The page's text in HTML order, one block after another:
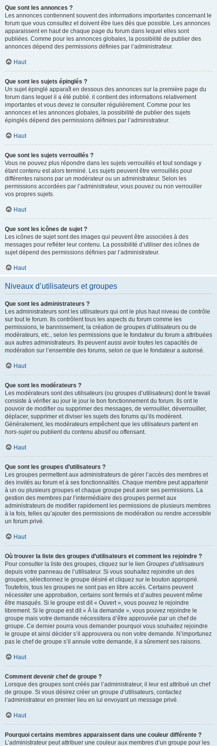
Que sont les annonces ?
Les annonces contiennent souvent des informations importantes concernant le
forum que vous consultez et doivent être lues dès que possible. Les annonces
apparaissent en haut de chaque page du forum dans lequel elles sont
publiées. Comme pour les annonces globales, la possibilité de publier des
annonces dépend des permissions définies par l’administrateur.
Haut
Que sont les sujets épinglés ?
Un sujet épinglé apparaît en dessous des annonces sur la première page du
forum dans lequel il a été publié. il contient des informations relativement
importantes et vous devez le consulter régulièrement. Comme pour les
annonces et les annonces globales, la possibilité de publier des sujets
épinglés dépend des permissions définies par l’administrateur.
Haut
Que sont les sujets verrouillés ?
Vous ne pouvez plus répondre dans les sujets verrouillés et tout sondage y
étant contenu est alors terminé. Les sujets peuvent être verrouillés pour
différentes raisons par un modérateur ou un administrateur. Selon les
permissions accordées par l’administrateur, vous pouvez ou non verrouiller
vos propres sujets.
Haut
Que sont les icônes de sujet ?
Les icônes de sujet sont des images qui peuvent être associées à des
messages pour refléter leur contenu. La possibilité d’utiliser des icônes de
sujet dépend des permissions définies par l’administrateur.
Haut
Niveaux d’utilisateurs et groupes
Que sont les administrateurs ?
Les administrateurs sont les utilisateurs qui ont le plus haut niveau de contrôle
sur tout le forum. Ils contrôlent tous les aspects du forum comme les
permissions, le bannissement, la création de groupes d’utilisateurs ou de
modérateurs, etc., selon les permissions que le fondateur du forum a attribuées
aux autres administrateurs. Ils peuvent aussi avoir toutes les capacités de
modération sur l’ensemble des forums, selon ce que le fondateur a autorisé.
Haut
Que sont les modérateurs ?
Les modérateurs sont des utilisateurs (ou groupes d’utilisateurs) dont le travail
consiste à vérifier au jour le jour le bon fonctionnement du forum. Ils ont le
pouvoir de modifier ou supprimer des messages, de verrouiller, déverrouiller,
déplacer, supprimer et diviser les sujets des forums qu’ils modèrent.
Généralement, les modérateurs empêchent que les utilisateurs partent en
hors-sujetou publient du contenu abusif ou offensant.
Haut
Que sont les groupes d’utilisateurs ?
Les groupes permettent aux administrateurs de gérer l’accès des membres et
des invités au forum et à ses fonctionnalités. Chaque membre peut appartenir
à un ou plusieurs groupes et chaque groupe peut avoir ses permissions. La
gestion des membres par l’intermédiaire des groupes permet aux
administrateurs de modifier rapidement les permissions de plusieurs membres
à la fois, telles qu’ajouter des permissions de modération ou rendre accessible
un forum privé.
Haut
Où trouver la liste des groupes d’utilisateurs et comment les rejoindre ?
Pour consulter la liste des groupes, cliquez sur le lien Groupes d’utilisateurs
depuis votre panneau de l’utilisateur. Si vous souhaitez rejoindre un des
groupes, sélectionnez le groupe désiré et cliquez sur le bouton approprié.
Toutefois, tous les groupes ne sont pas en libre accès. Certains peuvent
nécessiter une approbation, certains sont fermés et d’autres peuvent même
être masqués. Si le groupe est dit « Ouvert », vous pouvez le rejoindre
librement. Si le groupe est dit « À la demande », vous pouvez rejoindre le
groupe mais votre demande nécessitera d’être approuvée par un chef de
groupe. Ce dernier pourra vous demander pourquoi vous souhaitez rejoindre
le groupe et ainsi décider s’il approuvera ou non votre demande. N’importunez
pas le chef de groupe s’il annule votre demande, il a sûrement ses raisons.
Haut
Comment devenir chef de groupe ?
Lorsque des groupes sont créés par l’administrateur, il leur est attribué un chef
de groupe. Si vous désirez créer un groupe d’utilisateurs, contactez
l’administrateur en premier lieu en lui envoyant un message privé.
Haut
Pourquoi certains membres apparaissent dans une couleur différente ?
L’administrateur peut attribuer une couleur aux membres d’un groupe pour les